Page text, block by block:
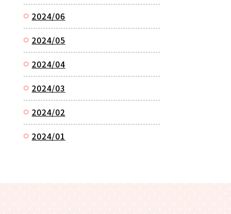
2024/06
2024/05
2024/04
2024/03
2024/02
2024/01